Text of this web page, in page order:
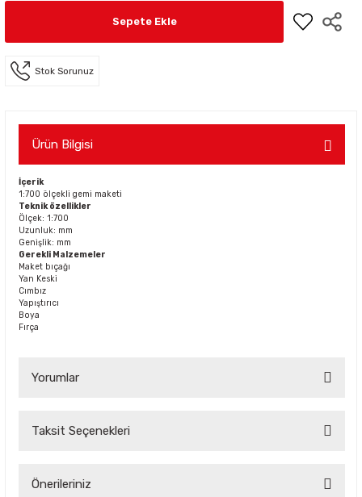
Sepete Ekle
Stok Sorunuz
Ürün Bilgisi
İçerik
1:700 ölçekli gemi maketi
Teknik özellikler
Ölçek: 1:700
Uzunluk: mm
Genişlik: mm
Gerekli Malzemeler
Maket bıçağı
Yan Keski
Cımbız
Yapıştırıcı
Boya
Fırça
Yorumlar
Taksit Seçenekleri
Önerileriniz